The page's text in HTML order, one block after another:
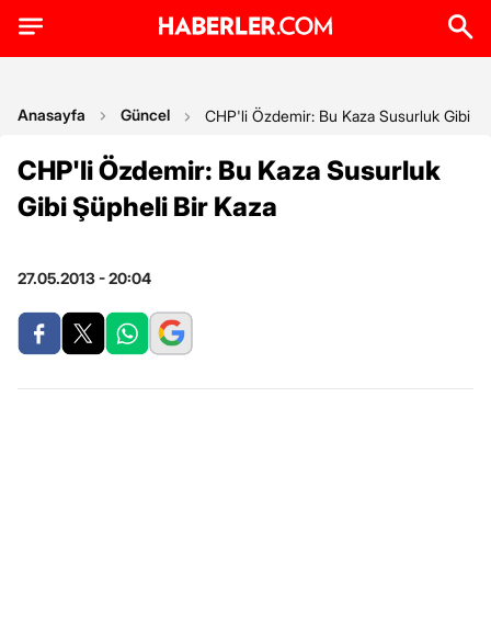
Anasayfa Güncel CHP'li Özdemir: Bu Kaza Susurluk Gibi
CHP'li Özdemir: Bu Kaza Susurluk
Gibi Şüpheli Bir Kaza
27.05.2013 - 20:04